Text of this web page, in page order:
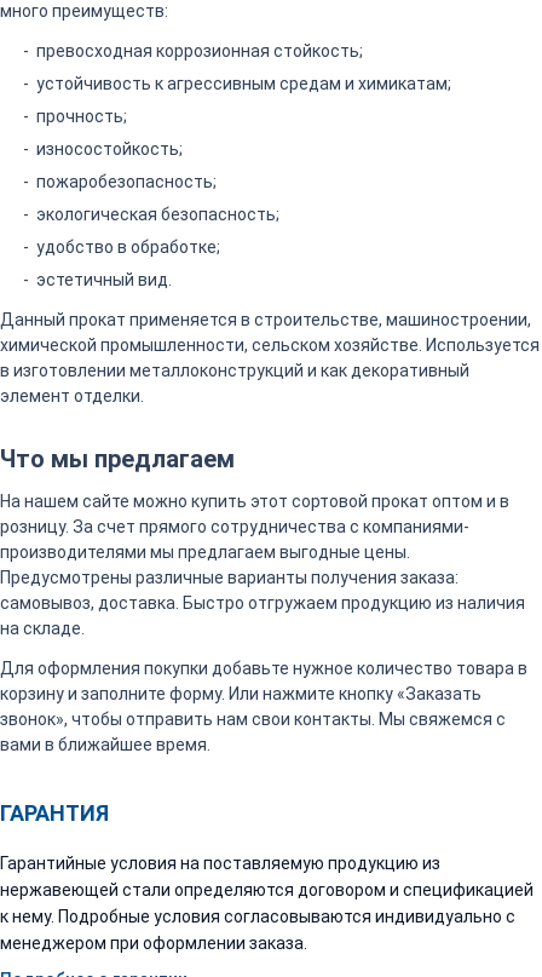
много преимуществ:
превосходная коррозионная стойкость;
устойчивость к агрессивным средам и химикатам;
прочность;
износостойкость;
пожаробезопасность;
экологическая безопасность;
удобство в обработке;
эстетичный вид.
Данный прокат применяется в строительстве, машиностроении,
химической промышленности, сельском хозяйстве. Используется
в изготовлении металлоконструкций и как декоративный
элемент отделки.
Что мы предлагаем
На нашем сайте можно купить этот сортовой прокат оптом и в
розницу. За счет прямого сотрудничества с компаниями-
производителями мы предлагаем выгодные цены.
Предусмотрены различные варианты получения заказа:
самовывоз, доставка. Быстро отгружаем продукцию из наличия
на складе.
Для оформления покупки добавьте нужное количество товара в
корзину и заполните форму. Или нажмите кнопку «Заказать
звонок», чтобы отправить нам свои контакты. Мы свяжемся с
вами в ближайшее время.
ГАРАНТИЯ
Гарантийные условия на поставляемую продукцию из
нержавеющей стали определяются договором и спецификацией
к нему. Подробные условия согласовываются индивидуально с
менеджером при оформлении заказа.